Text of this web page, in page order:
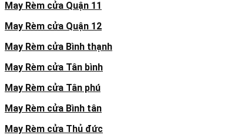
May Rèm cửa Quận 11
May Rèm cửa Quận 12
May Rèm cửa Bình thạnh
May Rèm cửa Tân bình
May Rèm cửa Tân phú
May Rèm cửa Bình tân
May Rèm cửa Thủ đức